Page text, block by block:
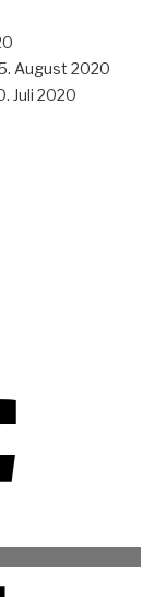
August 2020
Juli 2020